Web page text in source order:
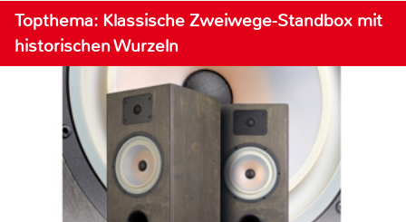
Topthema: Klassische Zweiwege-Standbox mit
historischen Wurzeln